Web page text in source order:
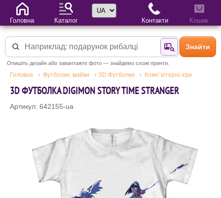
Знайти за
Знайти
Опишіть дизайн або завантажте фото — знайдемо схожі принти.
Головна Футболки, майки 3D Футболки Комп`ютерні ігри
3D ФУТБОЛКА DIGIMON STORY TIME STRANGER
Артикул: 642155-ua
Головна Каталог
Вибір мови
Контакти Кошик